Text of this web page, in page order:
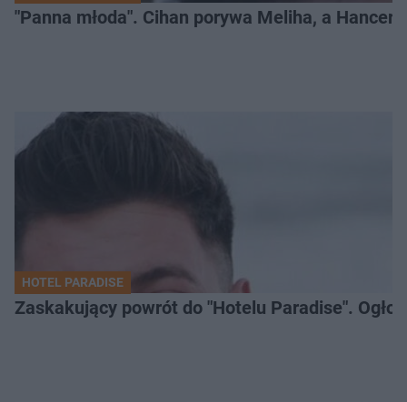
"Panna młoda". Cihan porywa Meliha, a
HOTEL PARADISE
Zaskakujący powrót do "Hotelu Paradise".